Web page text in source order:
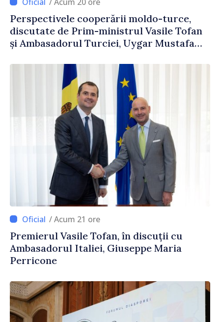
Perspectivele cooperării moldo-turce,
discutate de Prim-ministrul Vasile Tofan
și Ambasadorul Turciei, Uygar Mustafa
/ Acum 21 ore
Premierul Vasile Tofan, în discuții cu
Ambasadorul Italiei, Giuseppe Maria
Perricone